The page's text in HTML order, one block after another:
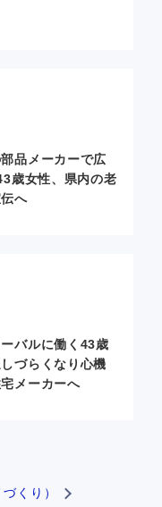
品メーカーで広
歳女性、県内の老
へ
バルに働く43歳
づらくなり心機
メーカーへ
くり）